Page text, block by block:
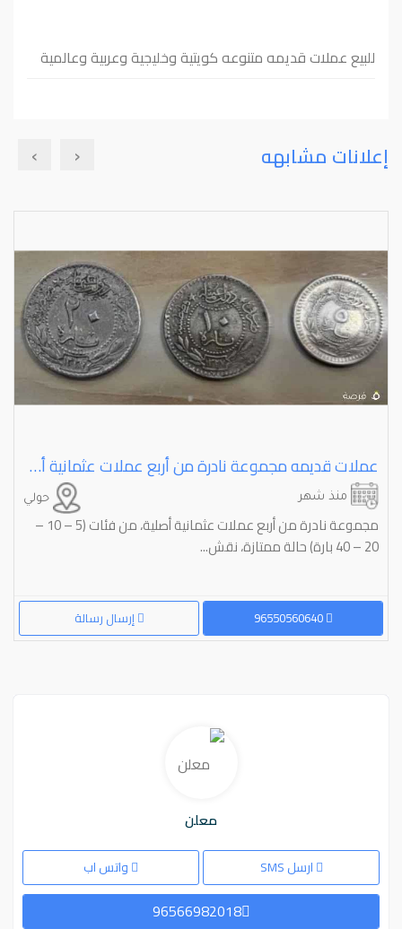
للبيع عملات قديمه متنوعه كويتية وخليجية وعربية وعالمية
إعلانات مشابهه
عملات قديمه مجموعة نادرة من أربع عملات عثمانية أصلية، من فئات (⁦⁦5⁩⁩ – ⁦⁦10⁩⁩ – ⁦⁦20⁩⁩ – ⁦⁦40⁩⁩ بارة) حالة ممتازة،
حولي منذ شهر
مجموعة نادرة من أربع عملات عثمانية أصلية، من فئات (5 – 10 –
20 – 40 بارة) حالة ممتازة، نقش...
إرسال رسالة 96550560640
‹
›
معلن
ارسل SMS واتس اب
96566982018